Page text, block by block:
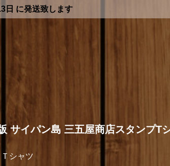
日 に発送致します
サイパン島 三五屋商店スタンプT
Ｔシャツ